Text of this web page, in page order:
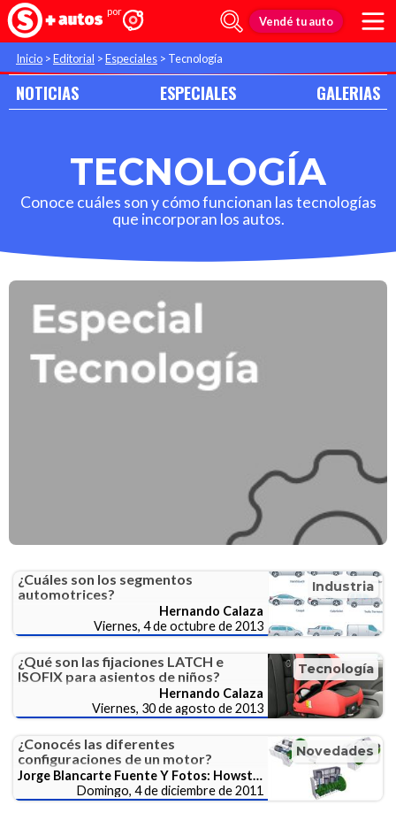
Vendé tu auto
Inicio >Editorial >Especiales > Tecnología
NOTICIAS ESPECIALES GALERIAS
TECNOLOGÍA
Conoce cuáles son y cómo funcionan las tecnologías
que incorporan los autos.
Industria
¿Cuáles son los segmentos
automotrices?
Hernando Calaza
Viernes, 4 de octubre de 2013
Tecnología
¿Qué son las fijaciones LATCH e
ISOFIX para asientos de niños?
Hernando Calaza
Viernes, 30 de agosto de 2013
Novedades
¿Conocés las diferentes
configuraciones de un motor?
Jorge Blancarte Fuente Y Fotos: Howstuffworks.Com
Domingo, 4 de diciembre de 2011